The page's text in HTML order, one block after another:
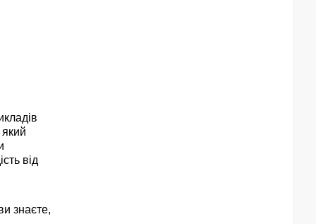
від
знаєте,